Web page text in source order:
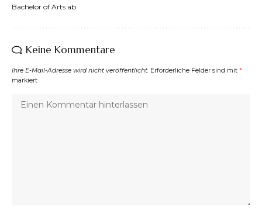
Bachelor of Arts ab.
Keine Kommentare
Ihre E-Mail-Adresse wird nicht veröffentlicht. Erforderliche Felder sind mit *
markiert